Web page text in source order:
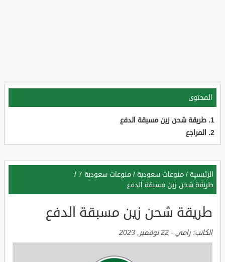
المحتوى
طريقة شحن زين مسبقة الدفع
المراجع
الرئيسية / منوعات سعودية / منوعات سعودية 7
/
طريقة شحن زين مسبقة الدفع
طريقة شحن زين مسبقة الدفع
الكاتب: رامي - 22 نوفمبر, 2023